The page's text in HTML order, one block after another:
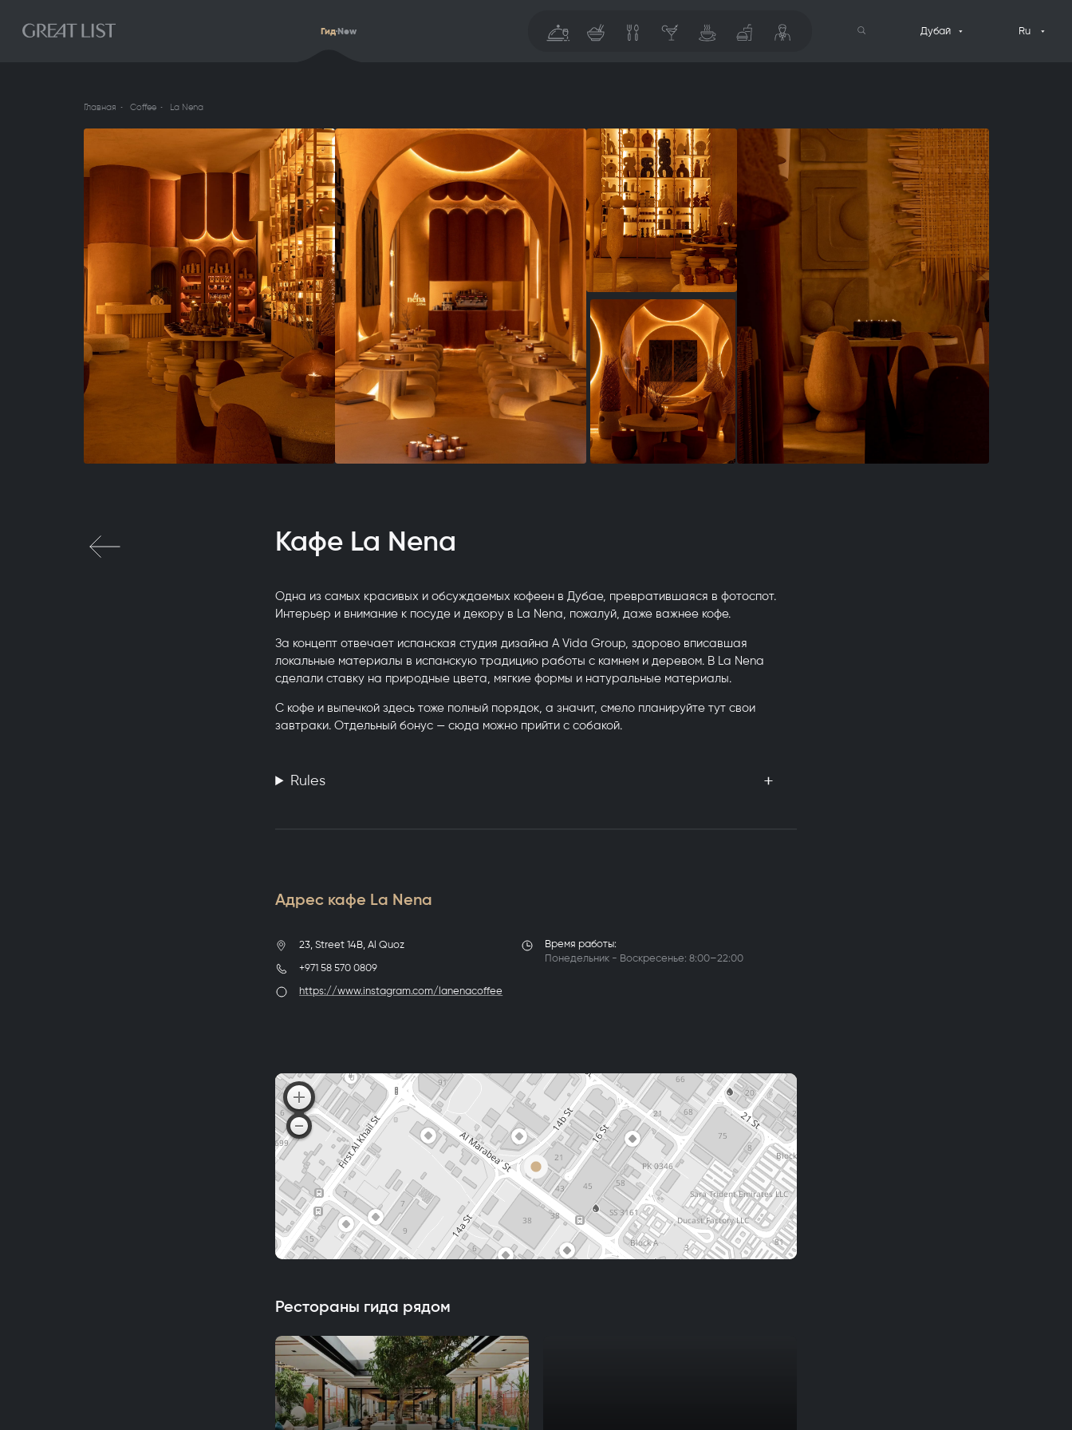
ГидNew Дубай Ru
Главная Coffee La Nena
Кафе La Nena
Одна из самых красивых и обсуждаемых кофеен в Дубае, превратившаяся в фотоспот.
Интерьер и внимание к посуде и декору в La Nena, пожалуй, даже важнее кофе.
За концепт отвечает испанская студия дизайна A Vida Group, здорово вписавшая
локальные материалы в испанскую традицию работы с камнем и деревом. В La Nena
сделали ставку на природные цвета, мягкие формы и натуральные материалы.
С кофе и выпечкой здесь тоже полный порядок, а значит, смело планируйте тут свои
завтраки. Отдельный бонус — сюда можно прийти с собакой.
Rules
Адрес кафе La Nena
23, Street 14B, Al Quoz
+971 58 570 0809
https://www.instagram.com/lanenacoffee
Время работы:
Понедельник - Воскресенье: 8:00–22:00
Рестораны гида рядом